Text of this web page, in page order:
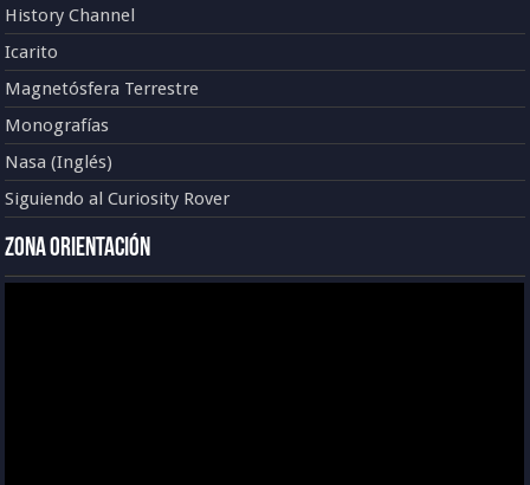
History Channel
Icarito
Magnetósfera Terrestre
Monografías
Nasa (Inglés)
Siguiendo al Curiosity Rover
Zona Orientación